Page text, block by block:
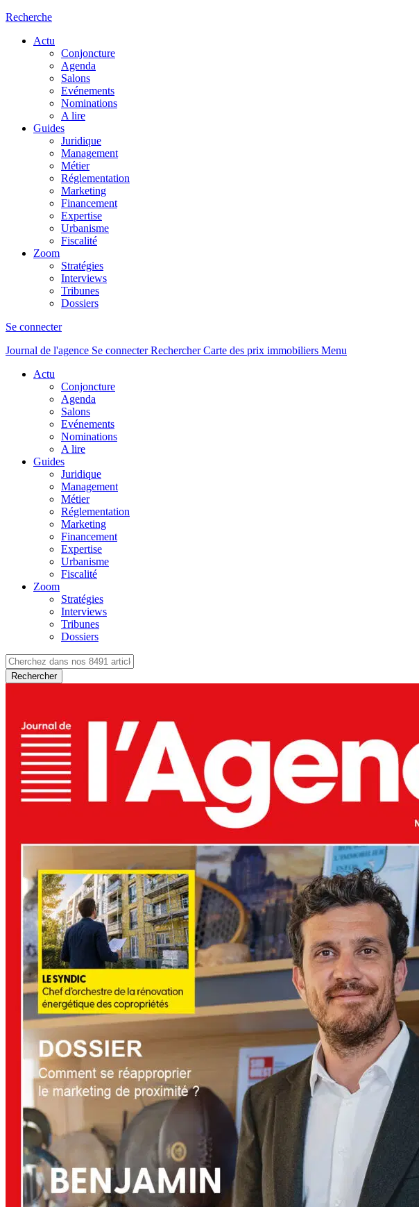
Recherche
Actu
Conjoncture
Agenda
Salons
Evénements
Nominations
A lire
Guides
Juridique
Management
Métier
Réglementation
Marketing
Financement
Expertise
Urbanisme
Fiscalité
Zoom
Stratégies
Interviews
Tribunes
Dossiers
Se connecter
Journal de l'agence Se connecterRechercher Carte des prix immobiliers Menu
Actu
Conjoncture
Agenda
Salons
Evénements
Nominations
A lire
Guides
Juridique
Management
Métier
Réglementation
Marketing
Financement
Expertise
Urbanisme
Fiscalité
Zoom
Stratégies
Interviews
Tribunes
Dossiers
Rechercher